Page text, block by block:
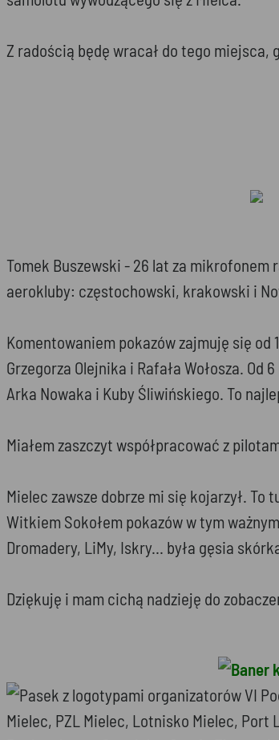
Z radością będę wracał do tego miejsca,
Tomek Buszewski - 26 lat za mikrofonem
aerokluby: częstochowski, krakowski i
Komentowaniem pokazów zajmuję się
Grzegorza Olejnika i Rafała Wołosza.
Arka Nowaka i Kuby Śliwińskiego. To
Miałem zaszczyt współpracować z
Mielec zawsze dobrze mi się kojarzył.
Witkiem Sokołem pokazów w tym
Dromadery, LiMy, Iskry... była gęsia
Dziękuję i mam cichą nadzieję do